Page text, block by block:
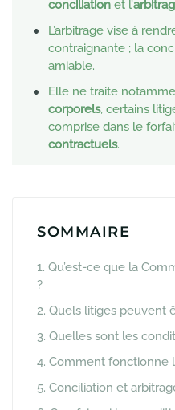
conciliation et l’
L’arbitrage vise à
contraignante ; la
amiable.
Elle ne traite
corporels, certains
comprise dans le
contractuels.
SOMMAIRE
1. Qu’est-ce que la
?
2. Quels litiges peuvent
3. Quelles sont les
4. Comment fonctionne
5. Conciliation et